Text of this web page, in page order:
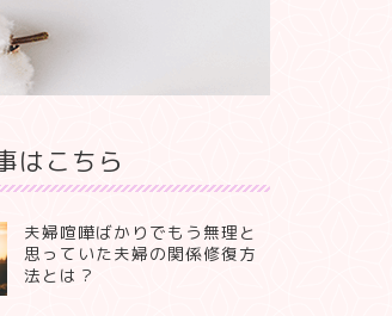
はこちら
夫婦喧嘩ばかりでもう無理と
思っていた夫婦の関係修復方
法とは？